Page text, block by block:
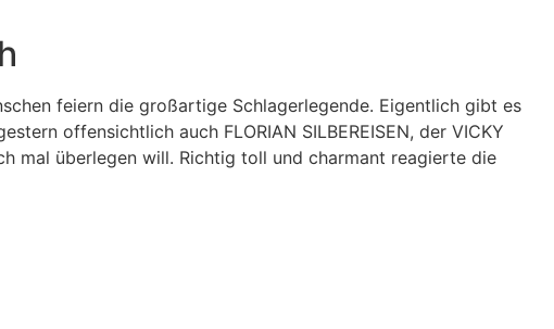
feiern die großartige Schlagerlegende. Eigentlich gibt es
offensichtlich auch FLORIAN SILBEREISEN, der VICKY
mal überlegen will. Richtig toll und charmant reagierte die